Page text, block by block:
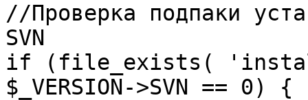
//Проверка подпаки
SVN
if (file_exists(
$_VERSION->SVN == 0) {